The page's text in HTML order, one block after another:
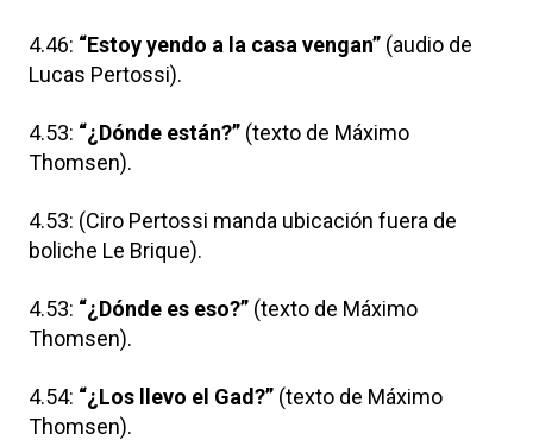
4.46: “Estoy yendo a la casa vengan” (audio de
Lucas Pertossi).
4.53: “¿Dónde están?” (texto de Máximo
Thomsen).
4.53: (Ciro Pertossi manda ubicación fuera de
boliche Le Brique).
4.53: “¿Dónde es eso?” (texto de Máximo
Thomsen).
4.54: “¿Los llevo el Gad?” (texto de Máximo
Thomsen).